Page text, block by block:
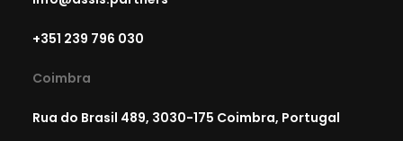
+351 239 796 030
Coimbra
Rua do Brasil 489, 3030-175 Coimbra, Portugal